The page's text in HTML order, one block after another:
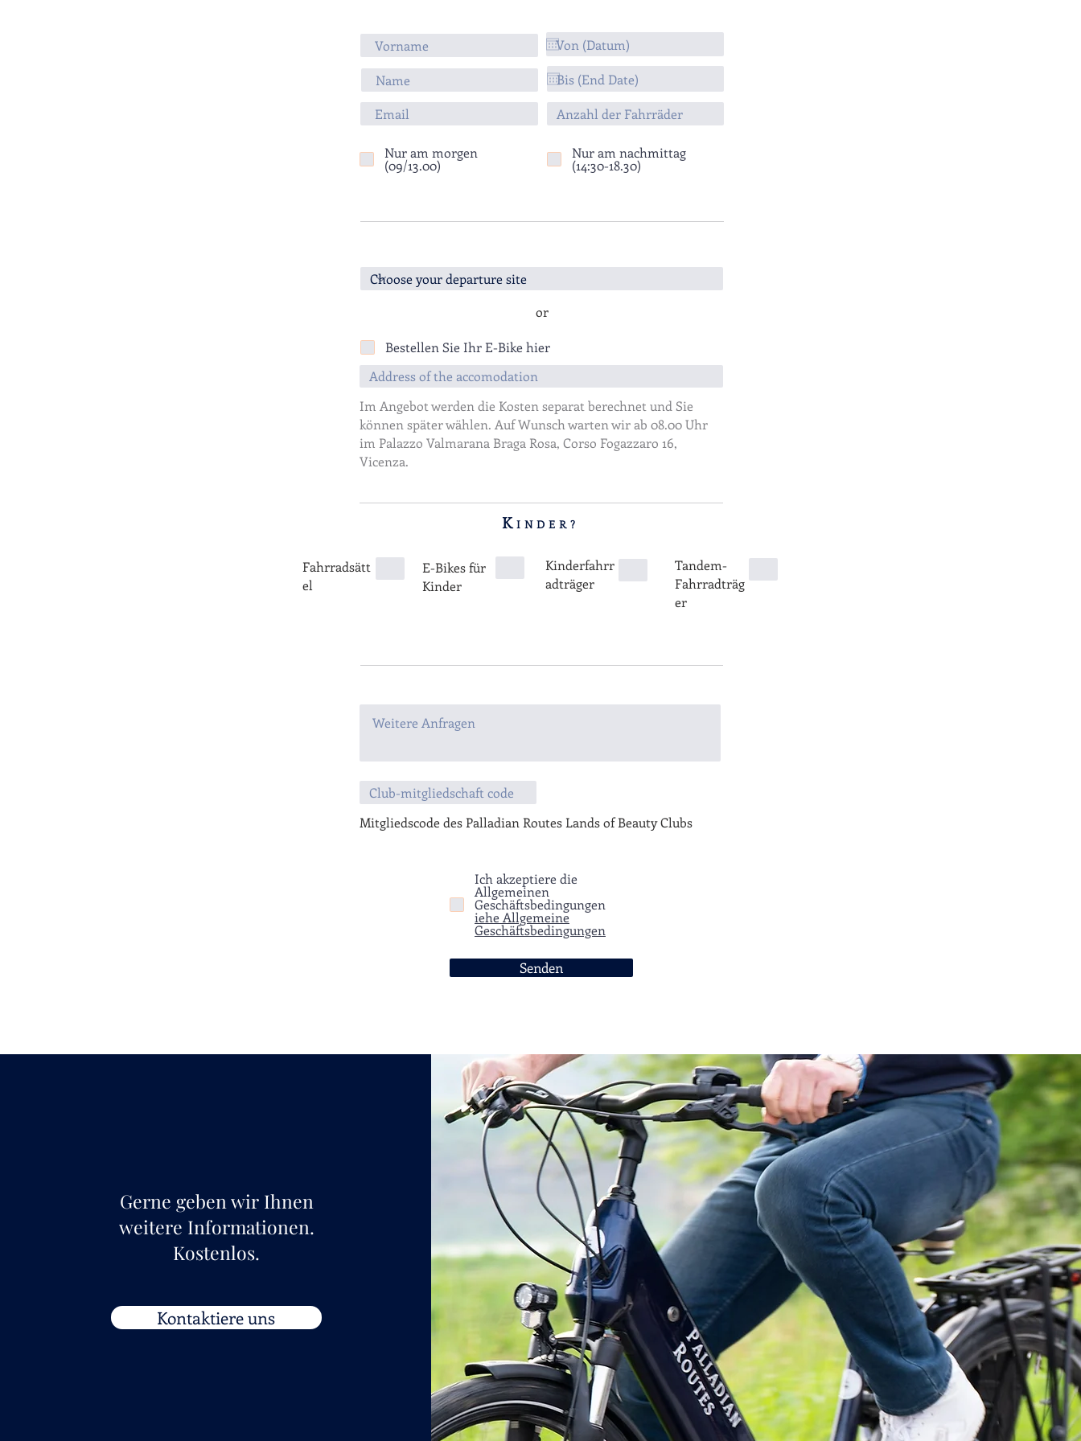
Nur am morgen
(09/13.00)
Nur am nachmittag
(14:30-18.30)
or
Bestellen Sie Ihr E-Bike hier
Im Angebot werden die Kosten separat berechnet und Sie
können später wählen. Auf Wunsch warten wir ab 08.00 Uhr
im Palazzo Valmarana Braga Rosa, Corso Fogazzaro 16,
Vicenza.
KINDER?
Fahrradsätt
el
E-Bikes für
Kinder
Kinderfahrr
adträger
Tandem-
Fahrradträg
er
Mitgliedscode des Palladian Routes Lands of Beauty Clubs
Ich akzeptiere die
Allgemeinen
Geschäftsbedingungen
iehe Allgemeine
Geschäftsbedingungen
Senden
Gerne geben wir Ihnen
weitere Informationen.
Kostenlos.
Kontaktiere uns